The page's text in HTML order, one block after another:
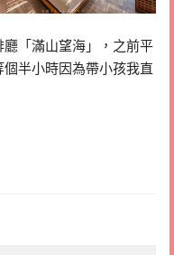
「滿山望海」，之前平
半小時因為帶小孩我直